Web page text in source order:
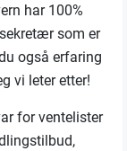
har 100%
som er
også erfaring
vi leter etter!
for ventelister